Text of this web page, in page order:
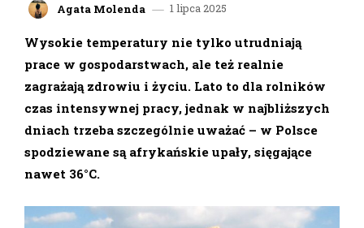
Agata Molenda 1 lipca 2025
Wysokie temperatury nie tylko utrudniają
prace w gospodarstwach, ale też realnie
zagrażają zdrowiu i życiu. Lato to dla rolników
czas intensywnej pracy, jednak w najbliższych
dniach trzeba szczególnie uważać – w Polsce
spodziewane są afrykańskie upały, sięgające
nawet 36°C.